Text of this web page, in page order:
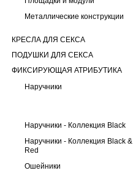
Металлические конструкции
КРЕСЛА ДЛЯ СЕКСА
ПОДУШКИ ДЛЯ СЕКСА
ФИКСИРУЮЩАЯ АТРИБУТИКА
Наручники
Наручники - Коллекция Black
Наручники - Коллекция Black &
Red
Ошейники